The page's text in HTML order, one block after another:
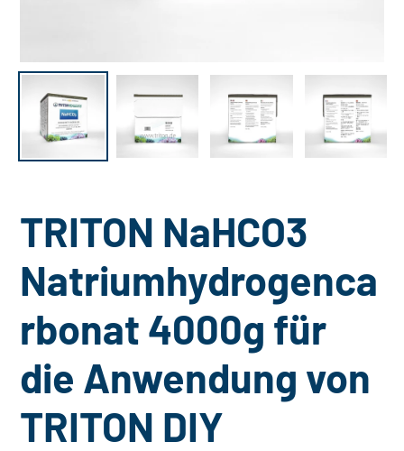
TRITON NaHCO3
Natriumhydrogenca
rbonat 4000g für
die Anwendung von
TRITON DIY